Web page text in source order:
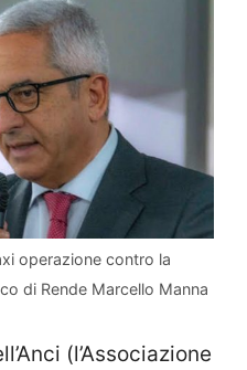
operazione contro la
di Rende Marcello Manna
(l’Associazione